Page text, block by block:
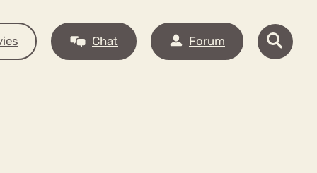
Chat Forum